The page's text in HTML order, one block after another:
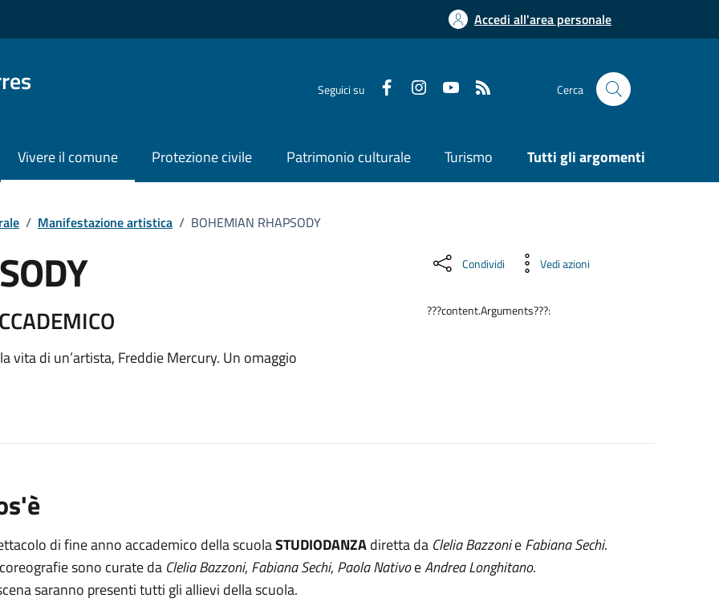
Accedi all'area personale
Seguici su Cerca
Vivere il comune Protezione civile Patrimonio culturale Turismo Tutti gli argomenti
/ Manifestazione artistica / BOHEMIAN RHAPSODY
vita di un’artista, Freddie Mercury. Un omaggio
Condividi Vedi azioni
???content.Arguments???:
di fine anno accademico della scuolaSTUDIODANZAdiretta da Clelia BazzonieFabiana Sechi.
sono curate da Clelia Bazzoni, Fabiana Sechi, Paola NativoeAndrea Longhitano.
saranno presenti tutti gli allievi della scuola.